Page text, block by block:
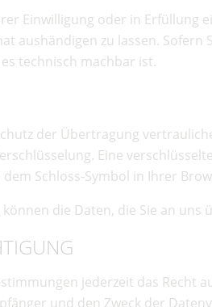
Einwilligung oder in
aushändigen zu lassen.
technisch machbar ist.
der Übertragung
Eine
Schloss-Symbol in Ihrer
können die Daten, die Sie an
jederzeit das Recht
und den Zweck der